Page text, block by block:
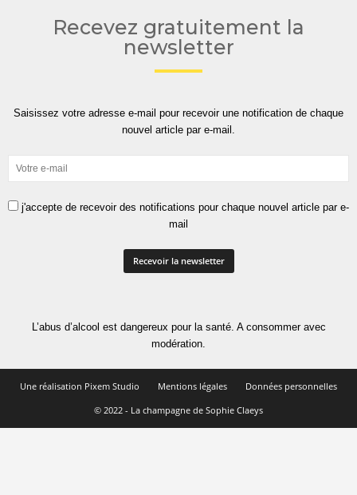
Recevez gratuitement la
newsletter
Saisissez votre adresse e-mail pour recevoir une notification de chaque
nouvel article par e-mail.
j'accepte de recevoir des notifications pour chaque nouvel article par e-
mail
L’abus d’alcool est dangereux pour la santé. A consommer avec
modération.
Une réalisation Pixem Studio Mentions légales
Données personnelles
© 2022 - La champagne de Sophie Claeys